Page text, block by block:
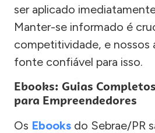
ser aplicado
Manter-se informado é
competitividade, e nossos
fonte confiável para isso.
Ebooks: Guias
para Empreendedores
Os Ebooks do Sebrae/PR